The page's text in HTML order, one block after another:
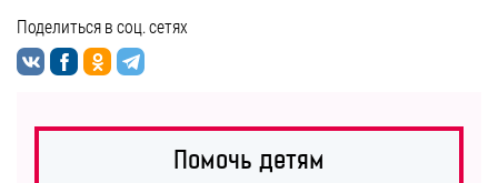
Поделиться в соц. сетях
Помочь детям